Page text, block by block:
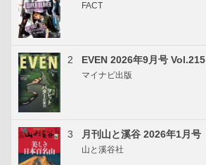
FACT
2 EVEN 2026年9月号 Vol.215
マイナビ出版
3 月刊山と溪谷 2026年1月号
山と溪谷社